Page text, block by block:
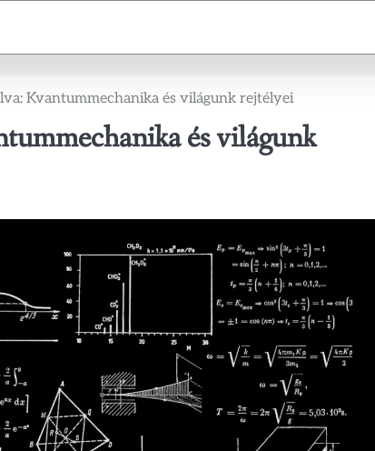
Kvantummechanika és világunk rejtélyei
és világunk